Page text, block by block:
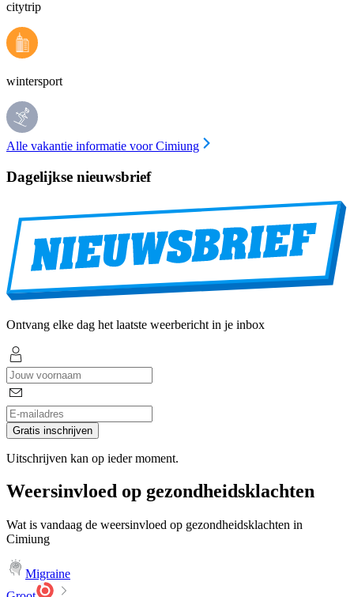
citytrip
wintersport
Alle vakantie informatie voor Cimiung
Dagelijkse nieuwsbrief
Ontvang elke dag het laatste weerbericht in je inbox
Gratis inschrijven
Uitschrijven kan op ieder moment.
Weersinvloed op gezondheidsklachten
Wat is vandaag de weersinvloed op gezondheidsklachten in
Cimiung
Migraine